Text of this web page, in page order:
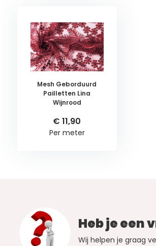
Mesh Geborduurd
Pailletten Lina
Wijnrood
€ 11,90
Per meter
Heb je een
Wij helpen je graag